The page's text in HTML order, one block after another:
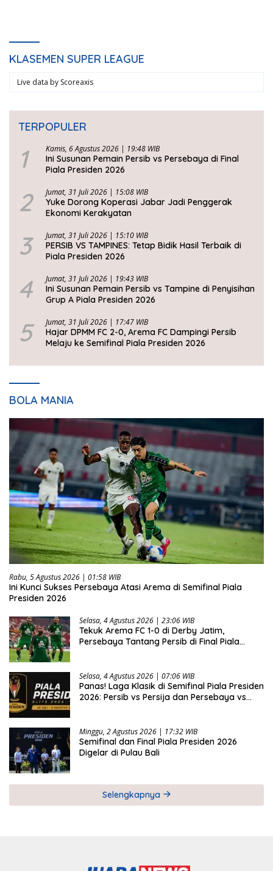
KLASEMEN SUPER LEAGUE
Live data by Scoreaxis
TERPOPULER
1 Kamis, 6 Agustus 2026 | 19:48 WIB
Ini Susunan Pemain Persib vs Persebaya di Final
Piala Presiden 2026
2 Jumat, 31 Juli 2026 | 15:08 WIB
Yuke Dorong Koperasi Jabar Jadi Penggerak
Ekonomi Kerakyatan
3 Jumat, 31 Juli 2026 | 15:10 WIB
PERSIB VS TAMPINES: Tetap Bidik Hasil Terbaik di
Piala Presiden 2026
4 Jumat, 31 Juli 2026 | 19:43 WIB
Ini Susunan Pemain Persib vs Tampine di Penyisihan
Grup A Piala Presiden 2026
5 Jumat, 31 Juli 2026 | 17:47 WIB
Hajar DPMM FC 2-0, Arema FC Dampingi Persib
Melaju ke Semifinal Piala Presiden 2026
BOLA MANIA
Rabu, 5 Agustus 2026 | 01:58 WIB
Ini Kunci Sukses Persebaya Atasi Arema di Semifinal Piala
Presiden 2026
Selasa, 4 Agustus 2026 | 23:06 WIB
Tekuk Arema FC 1-0 di Derby Jatim,
Persebaya Tantang Persib di Final Piala
Selasa, 4 Agustus 2026 | 07:06 WIB
Panas! Laga Klasik di Semifinal Piala Presiden
2026: Persib vs Persija dan Persebaya vs
Minggu, 2 Agustus 2026 | 17:32 WIB
Semifinal dan Final Piala Presiden 2026
Digelar di Pulau Bali
Selengkapnya